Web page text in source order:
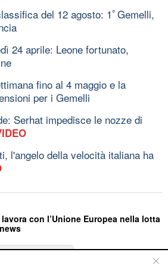
del 12 agosto: 1ﾟGemelli,
24 aprile: Leone fortunato,
fino al 4 maggio e la
per i Gemelli
Serhat impedisce le nozze di
l'angelo della velocità italiana ha
con l’Unione Europea nella lotta